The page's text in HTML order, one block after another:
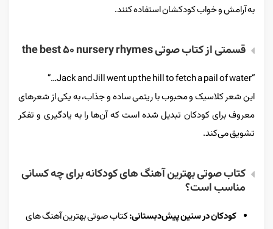
به آرامش و خواب کودکشان استفاده کنند.
قسمتی از کتاب صوتی the best 50 nursery rhymes
“Jack and Jill went up the hill to fetch a pail of water…”
این شعر کلاسیک و محبوب با ریتمی ساده و جذاب، به یکی از شعرهای
معروف برای کودکان تبدیل شده است که آن‌ها را به یادگیری و تفکر
تشویق می‌کند.
کتاب صوتی بهترین آهنگ های کودکانه برای چه کسانی
مناسب است؟
کودکان در سنین پیش‌دبستانی:کتاب صوتی بهترین آهنگ های